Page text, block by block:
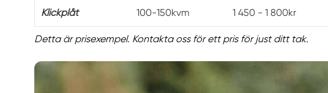
Klickplåt 100-150kvm 1 450 - 1 800kr
Detta är prisexempel. Kontakta oss för ett pris för just ditt tak.